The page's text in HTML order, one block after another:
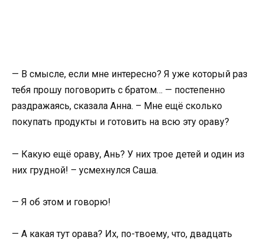
— В смысле, если мне интересно? Я уже который раз
тебя прошу поговорить с братом… — постепенно
раздражаясь, сказала Анна. – Мне ещё сколько
покупать продукты и готовить на всю эту ораву?
— Какую ещё ораву, Ань? У них трое детей и один из
них грудной! – усмехнулся Саша.
— Я об этом и говорю!
— А какая тут орава? Их, по-твоему, что, двадцать